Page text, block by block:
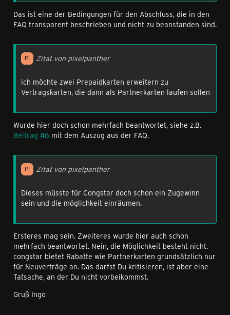
Das ist eine der Bedingungen für den Abschluss, die in den
FAQ transparent beschrieben und nicht zu beanstanden sind.
Zitat von pixelpanther
ich möchte zwei Prepaidkarten erweitern zu
Vertragskarten, die dann als Partnerkarten laufen sollen
Wurde hier doch schon mehrfach beantwortet, siehe z.B.
Beitrag #6 mit dem Auszug aus der FAQ.
Zitat von pixelpanther
Dieses müsste für Congstar doch schon ein Zugewinn
sein und die möglichkeit einräumen.
Ersteres mag sein. Zweiteres wurde hier auch schon
mehrfach beantwortet. Nein, die Möglichkeit besteht nicht.
congstar bietet Rabatte wie Partnerkarten grundsätzlich nur
für Neuverträge an. Das darfst Du kritisieren, ist aber eine
Tatsache, an der Du nicht vorbeikommst.
Gruß Ingo